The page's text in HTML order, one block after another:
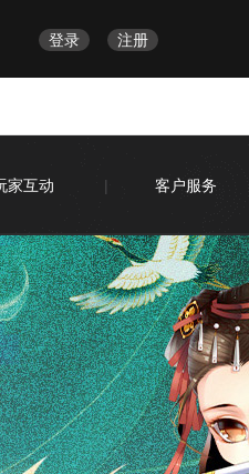
注册
登录
客户服务
|
家互动